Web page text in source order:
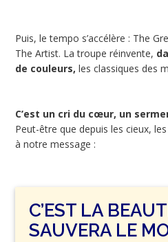
Puis, le tempo s’accélère : The
The Artist. La troupe réinvente,
de couleurs, les classiques des
C’est un cri du cœur, un
Peut-être que depuis les cieux,
à notre message :
C’EST LA
SAUVERA LE